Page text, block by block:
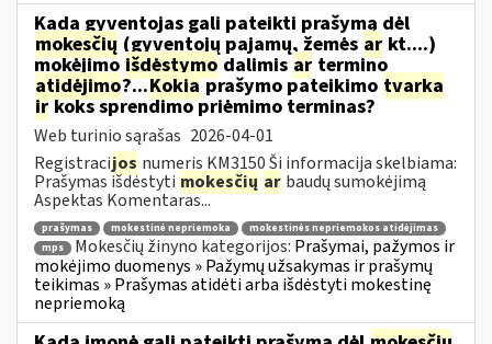
Kada gyventojas gali pateikti prašymą dėl
mokesčių (gyventojų pajamų, žemės ar kt....)
mokėjimo išdėstymo dalimis ar termino
atidėjimo?...Kokiaprašymo pateikimo tvarka
irkoks sprendimo priėmimo terminas?
Web turinio sąrašas 2026-04-01
Registracijos numeris KM3150 Ši informacija skelbiama:
Prašymas išdėstyti mokesčių ar baudų sumokėjimą
Aspektas Komentaras...
prašymas mokestinė nepriemoka
mokestinės nepriemokos atidėjimas
mps
Mokesčių žinyno kategorijos: Prašymai, pažymos ir
mokėjimo duomenys » Pažymų užsakymas ir prašymų
teikimas » Prašymas atidėti arba išdėstyti mokestinę
nepriemoką